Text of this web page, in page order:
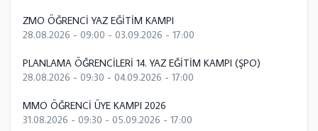
ZMO ÖĞRENCİ YAZ EĞİTİM KAMPI
28.08.2026 - 09:00 - 03.09.2026 - 17:00
PLANLAMA ÖĞRENCİLERİ 14. YAZ EĞİTİM KAMPI (ŞPO)
28.08.2026 - 09:30 - 04.09.2026 - 17:00
MMO ÖĞRENCİ ÜYE KAMPI 2026
31.08.2026 - 09:30 - 05.09.2026 - 17:00